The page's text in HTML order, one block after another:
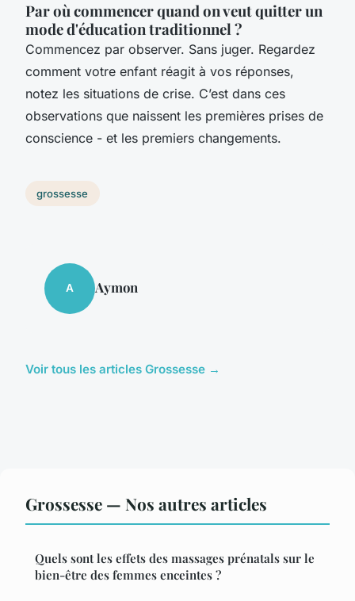
Par où commencer quand on veut quitter un
mode d'éducation traditionnel ?
Commencez par observer. Sans juger. Regardez
comment votre enfant réagit à vos réponses,
notez les situations de crise. C’est dans ces
observations que naissent les premières prises de
conscience - et les premiers changements.
grossesse
A Aymon
Voir tous les articles Grossesse →
Grossesse — Nos autres articles
Quels sont les effets des massages prénatals sur le
bien-être des femmes enceintes ?